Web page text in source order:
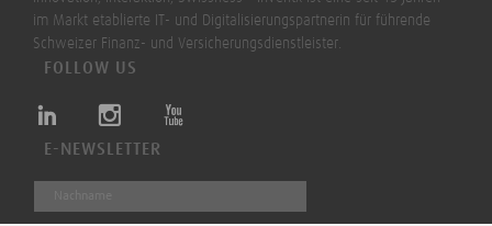
im Markt etablierte IT- und Digitalisierungspartnerin für führende
Schweizer Finanz- und Versicherungsdienstleister.
FOLLOW US
E-NEWSLETTER